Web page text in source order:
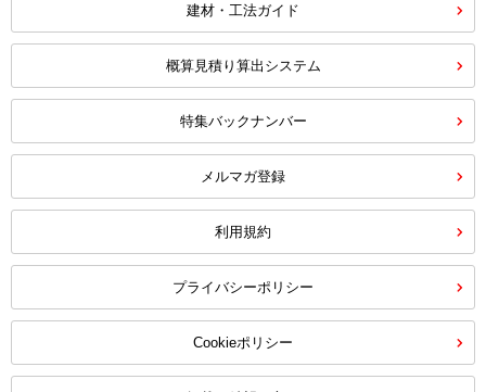
建材・工法ガイド
概算見積り算出システム
特集バックナンバー
メルマガ登録
利用規約
プライバシーポリシー
Cookieポリシー